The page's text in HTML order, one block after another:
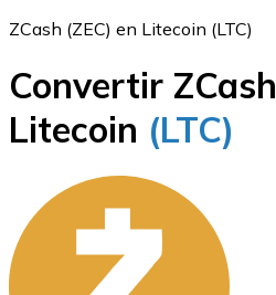
Bitcoin
BTC
ZCash (ZEC) en Litecoin (LTC)
Convertir ZCash
Litecoin (LTC)